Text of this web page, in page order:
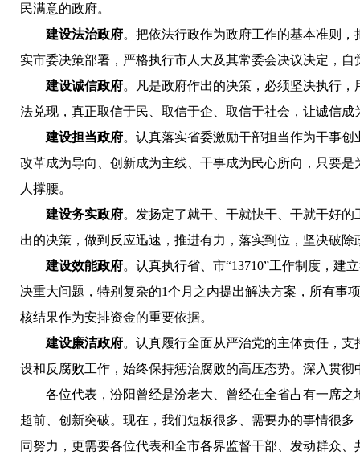
民满意的政府。
建设法治政府。把依法行政作为政府工作的基本准则
实市委决策部署，严格执行市人大及其常委会决议决定，
建设诚信政府。凡是政府作出的决策，必须坚决执行
法兑现，真正取信于民、取信于企、取信于社会，让诚信
建设担当政府。认真落实省委激励干部担当作为干事
改革成为导向、创新成为主线、干事成为民心所向，只要
人撑腰。
建设务实政府。发扬定了就干、干就快干、干就干好
出的决策，做到反应迅速，推进有力，落实到位，坚决破
建设效能政府。认真执行省、市“13710”工作制度，建
决重大问题，特别复杂的1个月之内提出解决方案，所有事
核结果作为安排资金的重要依据。
建设廉洁政府。认真履行全面从严治党的主体责任，
设和反腐败工作，始终保持惩治腐败的高压态势。深入贯
各位代表，汾阳曾经是汾老大、曾经在全省占有一席之
超前、创新突破。现在，我们短板很多、需要办的事情很
同努力，更需要各位代表和全市各界监督干部、发动群众、